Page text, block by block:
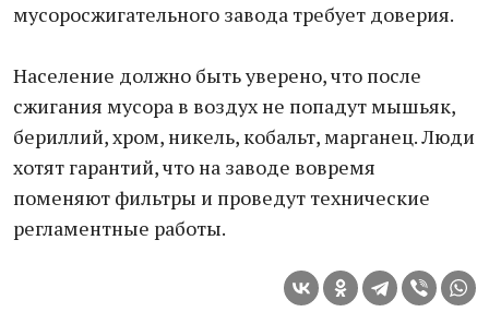
мусоросжигательного завода требует доверия.
Население должно быть уверено, что после
сжигания мусора в воздух не попадут мышьяк,
бериллий, хром, никель, кобальт, марганец. Люди
хотят гарантий, что на заводе вовремя
поменяют фильтры и проведут технические
регламентные работы.